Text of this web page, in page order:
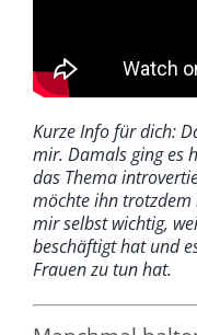
Kurze Info für dich:
mir. Damals ging es
das Thema
möchte ihn trotzdem
mir selbst wichtig,
beschäftigt hat und
Frauen zu tun hat.